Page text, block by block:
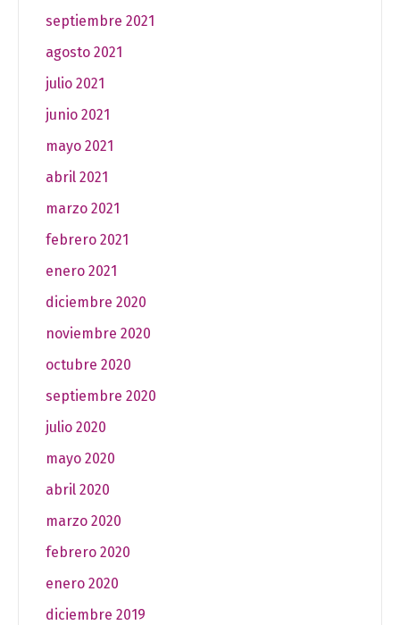
septiembre 2021
agosto 2021
julio 2021
junio 2021
mayo 2021
abril 2021
marzo 2021
febrero 2021
enero 2021
diciembre 2020
noviembre 2020
octubre 2020
septiembre 2020
julio 2020
mayo 2020
abril 2020
marzo 2020
febrero 2020
enero 2020
diciembre 2019